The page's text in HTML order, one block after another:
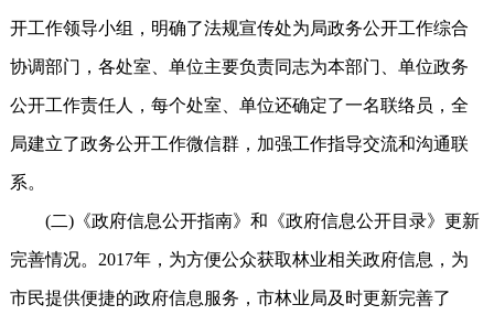
开工作领导小组，明确了法规宣传处为局政务公开工作综合
协调部门，各处室、单位主要负责同志为本部门、单位政务
公开工作责任人，每个处室、单位还确定了一名联络员，全
局建立了政务公开工作微信群，加强工作指导交流和沟通联
系。
(二)《政府信息公开指南》和《政府信息公开目录》更新
完善情况。2017年，为方便公众获取林业相关政府信息，为
市民提供便捷的政府信息服务，市林业局及时更新完善了